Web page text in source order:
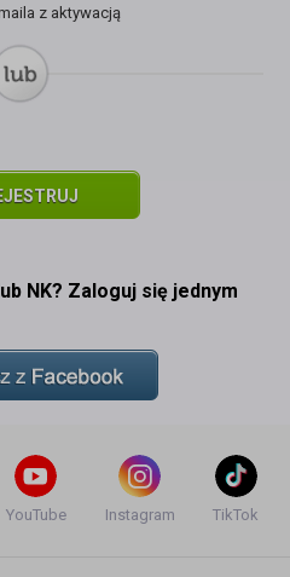
z aktywacją
NK? Zaloguj się jednym
YouTube Instagram TikTok